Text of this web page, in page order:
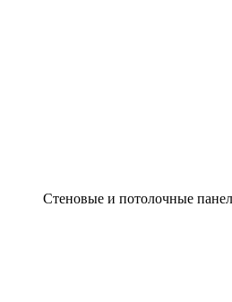
Стеновые и потолочные